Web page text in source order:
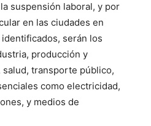
suspensión laboral, y por
en las ciudades en
serán los
producción y
transporte público,
como electricidad,
y medios de